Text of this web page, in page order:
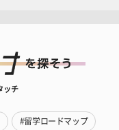
ッチ
#留学ロードマップ